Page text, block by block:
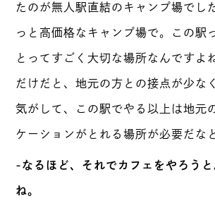
たのが無人駅直結のキャンプ場でし
っと高価格なキャンプ場で。この駅
とってすごく大切な場所なんですよ
だけだと、地元の方との接点が少な
気がして、この駅でやる以上は地元
ケーションがとれる場所が必要だな
-なるほど、それでカフェをやろう
ね。